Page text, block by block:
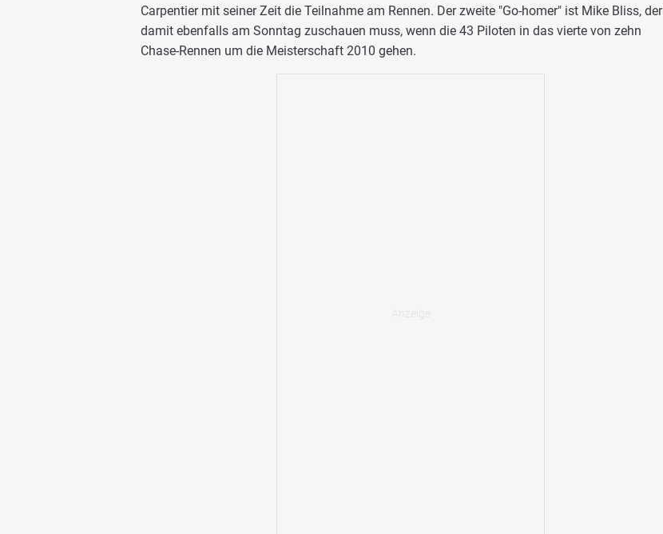
Carpentier mit seiner Zeit die Teilnahme am Rennen. Der zweite "Go-homer" ist Mike Bliss, der
damit ebenfalls am Sonntag zuschauen muss, wenn die 43 Piloten in das vierte von zehn
Chase-Rennen um die Meisterschaft 2010 gehen.